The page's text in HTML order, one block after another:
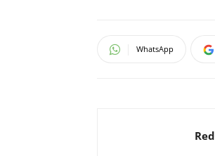
WhatsApp